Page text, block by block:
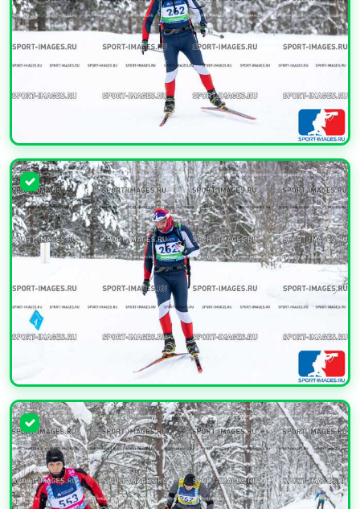
УВЕЛИЧИТЬ
УВЕЛИЧИТЬ